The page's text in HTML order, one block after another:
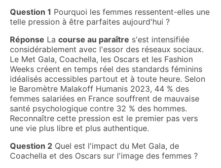
Question 1 Pourquoi les femmes ressentent-elles une
telle pression à être parfaites aujourd'hui ?
Réponse La course au paraître s'est intensifiée
considérablement avec l'essor des réseaux sociaux.
Le Met Gala, Coachella, les Oscars et les Fashion
Weeks créent en temps réel des standards féminins
idéalisés accessibles partout et à toute heure. Selon
le Baromètre Malakoff Humanis 2023, 44 % des
femmes salariées en France souffrent de mauvaise
santé psychologique contre 32 % des hommes.
Reconnaître cette pression est le premier pas vers
une vie plus libre et plus authentique.
Question 2 Quel est l'impact du Met Gala, de
Coachella et des Oscars sur l'image des femmes ?